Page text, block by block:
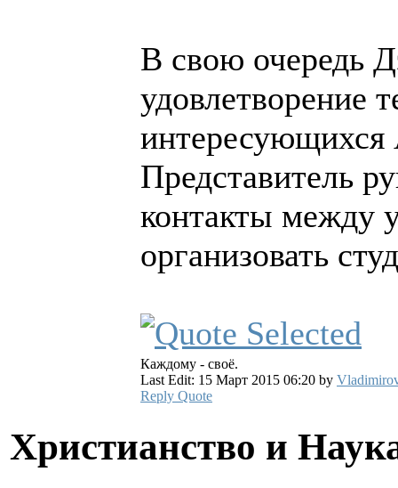
В свою очередь
удовлетворение
интересующихся
Представитель
контакты между
организовать
Каждому - своё.
Last Edit: 15 Март 2015 06:20 by
Reply Quote
Христианство и